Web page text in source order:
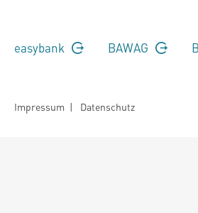
easybank BAWAG
Impressum | Datenschutz